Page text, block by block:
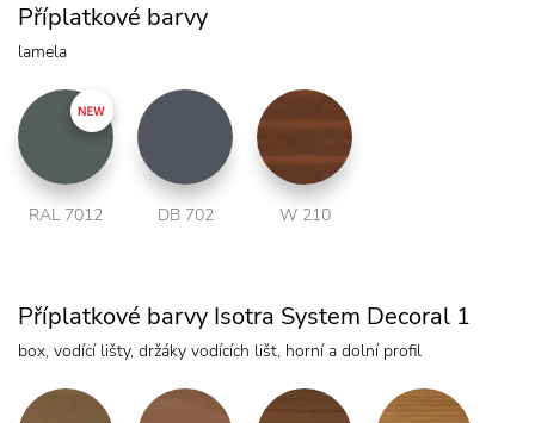
Příplatkové barvy
lamela
RAL 7012 DB 702 W 210
Příplatkové barvy Isotra System Decoral 1
box, vodící lišty, držáky vodících lišt, horní a dolní profil